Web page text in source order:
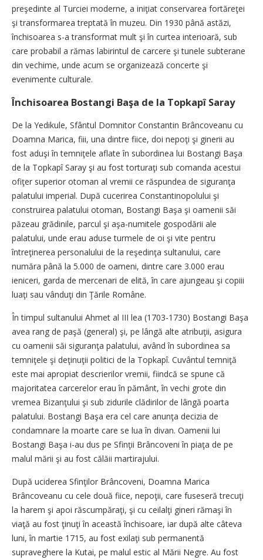
preşedinte al Turciei moderne, a iniţiat conservarea fortăreţei
şi transformarea treptată în muzeu. Din 1930 până astăzi,
închisoarea s-a transformat mult şi în curtea interioară, sub
care probabil a rămas labirintul de carcere şi tunele subterane
din vechime, unde acum se organizează concerte şi
evenimente culturale.
Închisoarea Bostangi Başa de la Topkapî Saray
De la Yedikule, Sfântul Domnitor Constantin Brâncoveanu cu
Doamna Marica, fiii, una dintre fiice, doi nepoţi şi ginerii au
fost aduşi în temniţele aflate în subordinea lui Bostangi Başa
de la Topkapî Saray şi au fost torturaţi sub comanda acestui
ofiţer superior otoman al vremii ce răspundea de siguranţa
palatului imperial. După cucerirea Constantinopolului şi
construirea palatului otoman, Bostangi Başa şi oamenii săi
păzeau grădinile, parcul şi aşa-numitele gospodării ale
palatului, unde erau aduse turmele de oi şi vite pentru
întreţinerea personalului de la reşedinţa sultanului, care
număra până la 5.000 de oameni, dintre care 3.000 erau
ieniceri, garda de mercenari de elită, în care ajungeau şi copiii
luaţi sau vânduţi din Ţările Române.
În timpul sultanului Ahmet al III lea (1703-1730) Bostangi Başa
avea rang de paşă (general) şi, pe lângă alte atribuţii, asigura
cu oamenii săi siguranţa palatului, având în subordinea sa
temniţele şi deţinuţii politici de la Topkapî. Cuvântul temniţă
este mai apropiat descrierilor vremii, fiindcă se spune că
majoritatea carcerelor erau în pământ, în vechi grote din
vremea Bizanţului şi sub zidurile clădirilor de lângă poarta
palatului. Bostangi Başa era cel care anunţa decizia de
condamnare la moarte care se lua în divan. Oamenii lui
Bostangi Başa i-au dus pe Sfinţii Brâncoveni în piaţa de pe
malul mării şi au fost călăii martirajului.
După uciderea Sfinţilor Brâncoveni, Doamna Marica
Brâncoveanu cu cele două fiice, nepoţii, care fuseseră trecuţi
la harem şi apoi răscumpăraţi, şi cu ceilalţi gineri rămaşi în
viaţă au fost ţinuţi în această închisoare, iar după alte câteva
luni, în martie 1715, au fost exilaţi sub permanentă
supraveghere la Kutai, pe malul estic al Mării Negre. Au fost